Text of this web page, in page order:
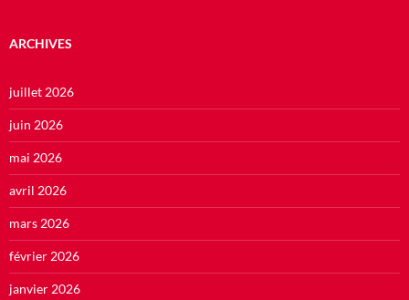
ARCHIVES
juillet 2026
juin 2026
mai 2026
avril 2026
mars 2026
février 2026
janvier 2026